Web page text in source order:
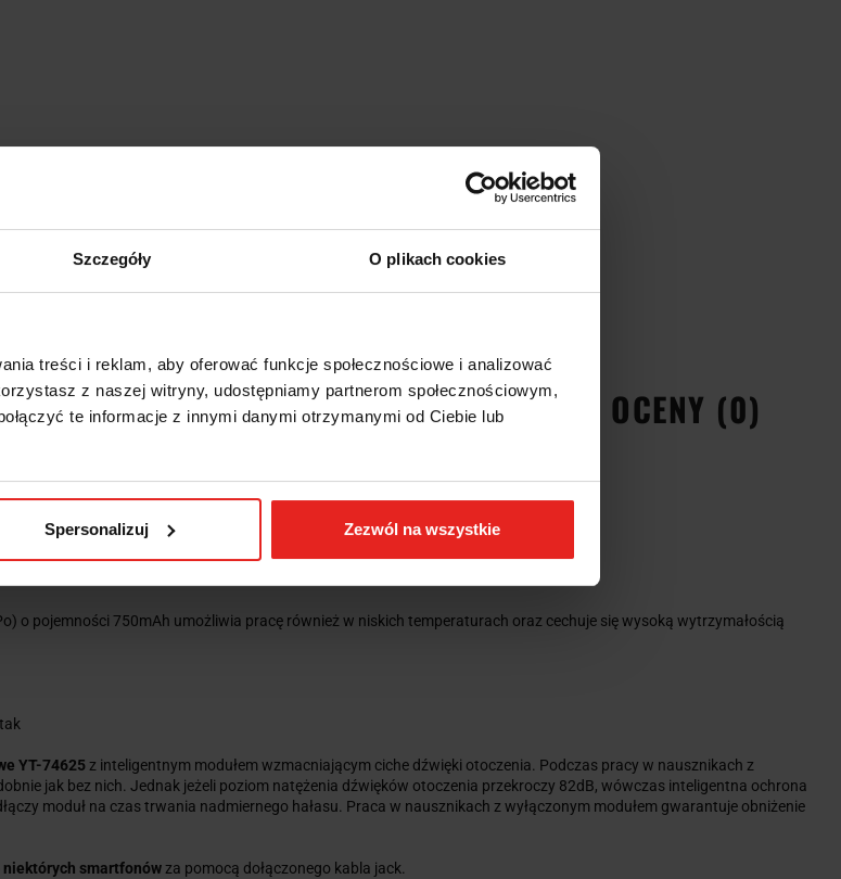
Szczegóły O plikach cookies
treści i reklam, aby oferować funkcje społecznościowe i analizować
z naszej witryny, udostępniamy partnerom społecznościowym,
te informacje z innymi danymi otrzymanymi od Ciebie lub
Spersonalizuj Zezwól na wszystkie
DOT. BEZPIECZEŃSTWA OPINIE I OCENY (0)
o pojemności 750mAh umożliwia pracę również w niskich temperaturach oraz cechuje się wysoką wytrzymałością
YT-74625 z inteligentnym modułem wzmacniającym ciche dźwięki otoczenia. Podczas pracy w nausznikach z
jak bez nich. Jednak jeżeli poziom natężenia dźwięków otoczenia przekroczy 82dB, wówczas inteligentna ochrona
moduł na czas trwania nadmiernego hałasu. Praca w nausznikach z wyłączonym modułem gwarantuje obniżenie
niektórych smartfonów za pomocą dołączonego kabla jack.